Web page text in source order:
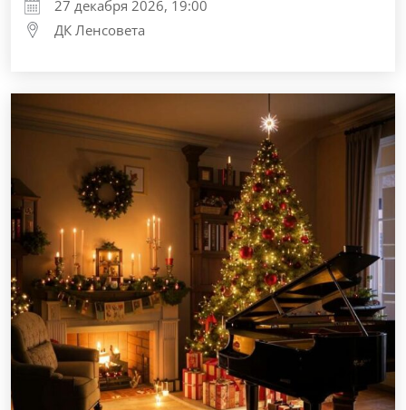
27 декабря 2026, 19:00
ДК Ленсовета